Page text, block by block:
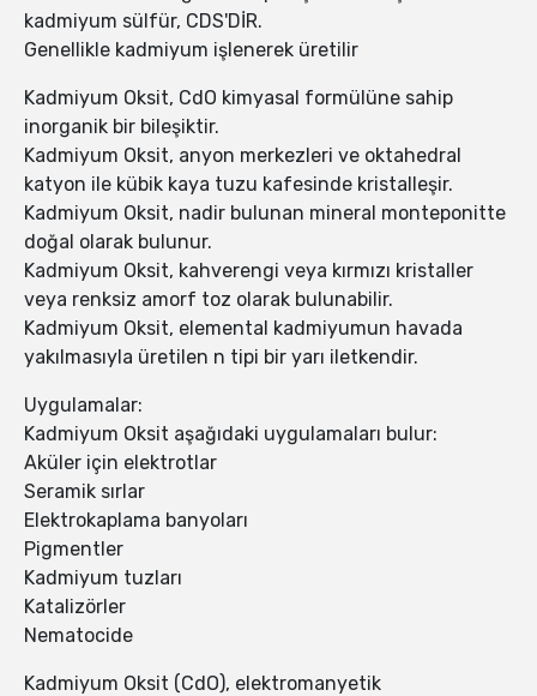
kadmiyum sülfür, CDS'DİR.
Genellikle kadmiyum işlenerek üretilir
Kadmiyum Oksit, CdO kimyasal formülüne sahip
inorganik bir bileşiktir.
Kadmiyum Oksit, anyon merkezleri ve oktahedral
katyon ile kübik kaya tuzu kafesinde kristalleşir.
Kadmiyum Oksit, nadir bulunan mineral monteponitte
doğal olarak bulunur.
Kadmiyum Oksit, kahverengi veya kırmızı kristaller
veya renksiz amorf toz olarak bulunabilir.
Kadmiyum Oksit, elemental kadmiyumun havada
yakılmasıyla üretilen n tipi bir yarı iletkendir.
Uygulamalar:
Kadmiyum Oksit aşağıdaki uygulamaları bulur:
Aküler için elektrotlar
Seramik sırlar
Elektrokaplama banyoları
Pigmentler
Kadmiyum tuzları
Katalizörler
Nematocide
Kadmiyum Oksit (CdO), elektromanyetik